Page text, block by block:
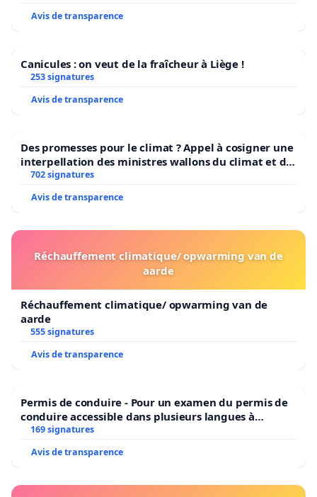
Avis de transparence
Canicules : on veut de la fraîcheur à Liège !
253 signatures
Avis de transparence
Des promesses pour le climat ? Appel à cosigner une
interpellation des ministres wallons du climat et de
l’environnement.
702 signatures
Avis de transparence
Réchauffement climatique/ opwarming van de
aarde
Réchauffement climatique/ opwarming van de
aarde
555 signatures
Avis de transparence
Permis de conduire - Pour un examen du permis de
conduire accessible dans plusieurs langues à
Bruxelles
169 signatures
Avis de transparence